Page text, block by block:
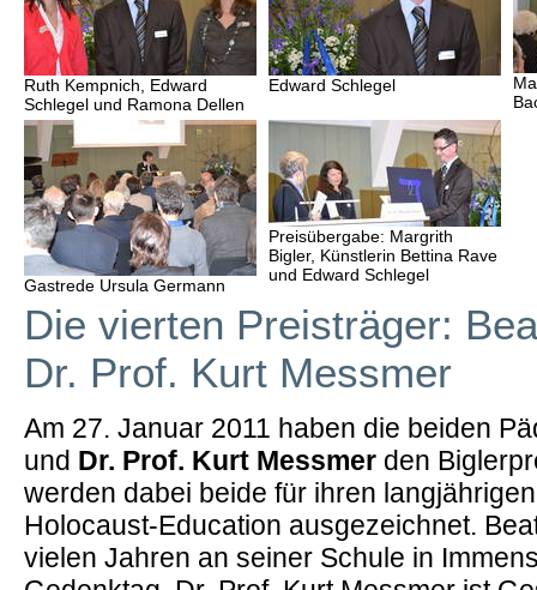
Ruth Kempnich, Edward
Schlegel und Ramona Dellen
Edward Schlegel
Gastrede Ursula Germann
Preisübergabe: Margrith
Bigler, Künstlerin Bettina Rave
und Edward Schlegel
Die vierten Preisträger:
Dr. Prof. Kurt Messmer
Am 27. Januar 2011 haben die beiden
und Dr. Prof. Kurt Messmer den
werden dabei beide für ihren
Holocaust-Education ausgezeichnet.
vielen Jahren an seiner Schule in